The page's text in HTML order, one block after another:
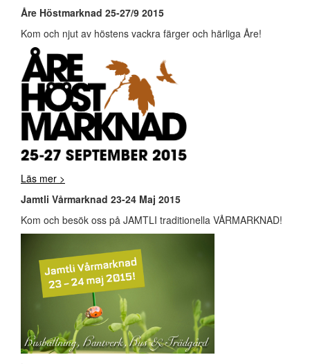
Åre Höstmarknad 25-27/9 2015
Kom och njut av höstens vackra färger och härliga Åre!
Läs mer >
Jamtli Vårmarknad 23-24 Maj 2015
Kom och besök oss på JAMTLI traditionella VÅRMARKNAD!